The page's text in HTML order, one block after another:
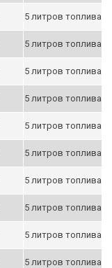
5 литров топлива
5 литров топлива
5 литров топлива
5 литров топлива
5 литров топлива
5 литров топлива
5 литров топлива
5 литров топлива
5 литров топлива
5 литров топлива